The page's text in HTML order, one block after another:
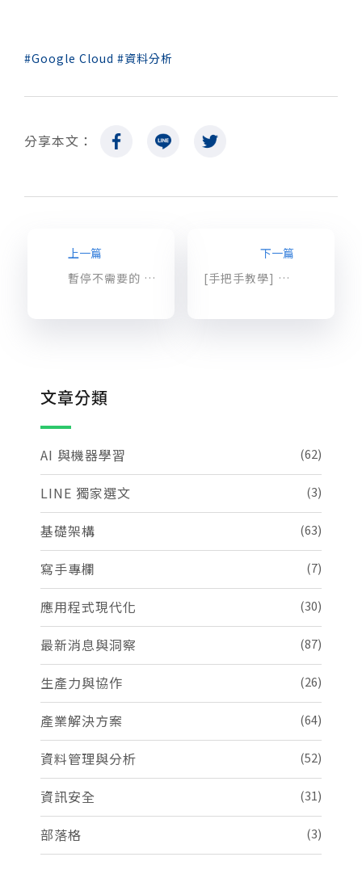
Google Cloud 資料分析
分享本文：
上一篇
暫停不需要的 Compute Engine 虛擬機以節省大筆費用
下一篇
[手把手教學] BigQuery 系列 – 將 Cloud SQL general logs 匯入 BigQuery 並節省費用
文章分類
AI 與機器學習 (62)
LINE 獨家選文 (3)
基礎架構 (63)
寫手專欄 (7)
應用程式現代化 (30)
最新消息與洞察 (87)
生產力與協作 (26)
產業解決方案 (64)
資料管理與分析 (52)
資訊安全 (31)
部落格 (3)